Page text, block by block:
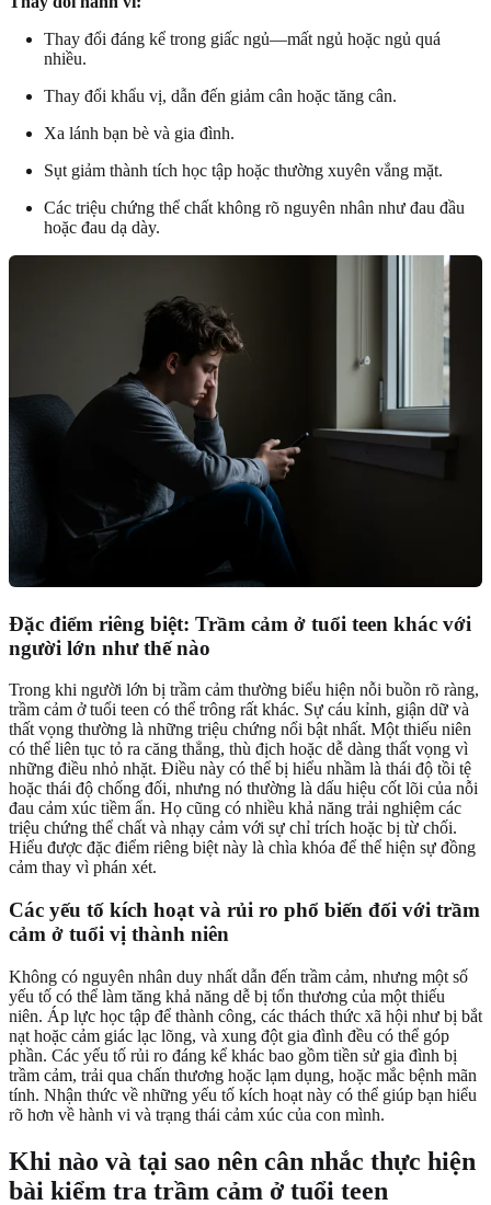
Thay đổi đáng kể trong giấc ngủ—mất ngủ hoặc ngủ quá
nhiều.
Thay đổi khẩu vị, dẫn đến giảm cân hoặc tăng cân.
Xa lánh bạn bè và gia đình.
Sụt giảm thành tích học tập hoặc thường xuyên vắng mặt.
Các triệu chứng thể chất không rõ nguyên nhân như đau đầu
hoặc đau dạ dày.
Đặc điểm riêng biệt: Trầm cảm ở tuổi teen khác với
người lớn như thế nào
Trong khi người lớn bị trầm cảm thường biểu hiện nỗi buồn rõ ràng,
trầm cảm ở tuổi teen có thể trông rất khác. Sự cáu kỉnh, giận dữ và
thất vọng thường là những triệu chứng nổi bật nhất. Một thiếu niên
có thể liên tục tỏ ra căng thẳng, thù địch hoặc dễ dàng thất vọng vì
những điều nhỏ nhặt. Điều này có thể bị hiểu nhầm là thái độ tồi tệ
hoặc thái độ chống đối, nhưng nó thường là dấu hiệu cốt lõi của nỗi
đau cảm xúc tiềm ẩn. Họ cũng có nhiều khả năng trải nghiệm các
triệu chứng thể chất và nhạy cảm với sự chỉ trích hoặc bị từ chối.
Hiểu được đặc điểm riêng biệt này là chìa khóa để thể hiện sự đồng
cảm thay vì phán xét.
Các yếu tố kích hoạt và rủi ro phổ biến đối với trầm
cảm ở tuổi vị thành niên
Không có nguyên nhân duy nhất dẫn đến trầm cảm, nhưng một số
yếu tố có thể làm tăng khả năng dễ bị tổn thương của một thiếu
niên. Áp lực học tập để thành công, các thách thức xã hội như bị bắt
nạt hoặc cảm giác lạc lõng, và xung đột gia đình đều có thể góp
phần. Các yếu tố rủi ro đáng kể khác bao gồm tiền sử gia đình bị
trầm cảm, trải qua chấn thương hoặc lạm dụng, hoặc mắc bệnh mãn
tính. Nhận thức về những yếu tố kích hoạt này có thể giúp bạn hiểu
rõ hơn về hành vi và trạng thái cảm xúc của con mình.
Khi nào và tại sao nên cân nhắc thực hiện
bài kiểm tra trầm cảm ở tuổi teen